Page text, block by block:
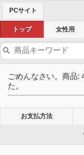
PCサイト
トップ 女性用
ごめんなさい。商品:
た。
お支払方法